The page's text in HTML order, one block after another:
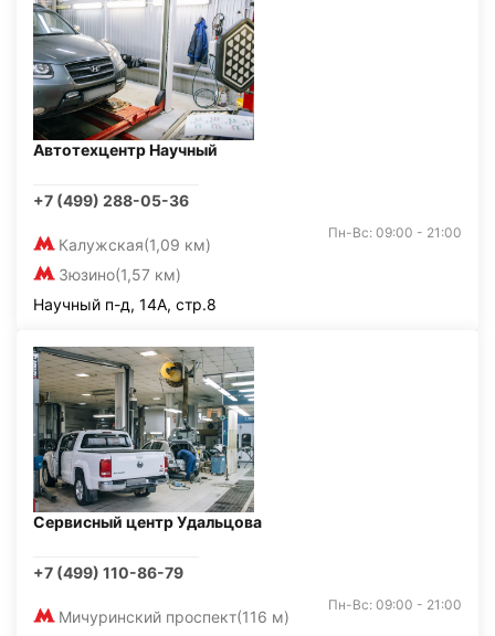
Автотехцентр Научный
+7 (499) 288-05-36
Калужская(1,09 км)
Зюзино(1,57 км)
Пн-Вс: 09:00 - 21:00
Научный п-д, 14А, стр.8
Сервисный центр Удальцова
+7 (499) 110-86-79
Мичуринский проспект(116 м)
Пн-Вс: 09:00 - 21:00